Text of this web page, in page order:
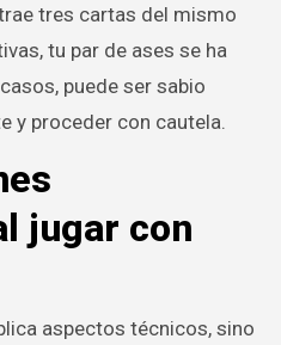
tres cartas del mismo
tu par de ases se ha
puede ser sabio
y proceder con cautela.
jugar con
aspectos técnicos, sino